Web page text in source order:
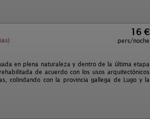
16 €
pers/noche
en plena naturaleza y dentro de la última etapa
de acuerdo con los usos arquitectónicos
colindando con la provincia gallega de Lugo y la